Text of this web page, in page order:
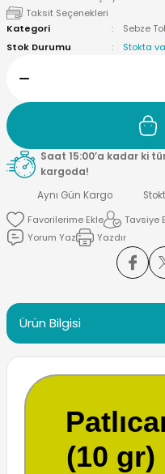
Taksit Seçenekleri
Kategori
Sebze
Stok Durumu
Stokta
Saat 15:00’a kadar ki
kargoda!
Aynı Gün Kargo
Tavsiye
Yorum Yaz
Yazdır
Ürün Bilgisi
(10 gr)